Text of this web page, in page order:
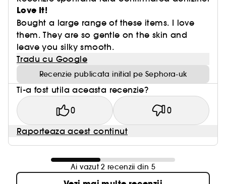
Love It!
Bought a large range of these items. I love
them. They are so gentle on the skin and
leave you silky smooth.
Tradu cu Google
Recenzie publicata initial pe Sephora-uk
Ti-a fost utila aceasta recenzie?
0 0
Raporteaza acest continut
Ai vazut 2 recenzii din 5